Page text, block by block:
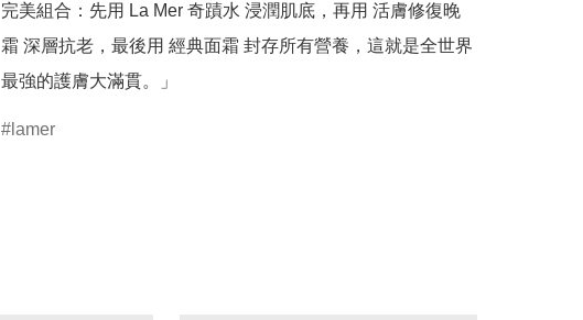
完美組合：先用 La Mer 奇蹟水 浸潤肌底，再用 活膚修復晚
霜 深層抗老，最後用 經典面霜 封存所有營養，這就是全世界
最強的護膚大滿貫。」
lamer